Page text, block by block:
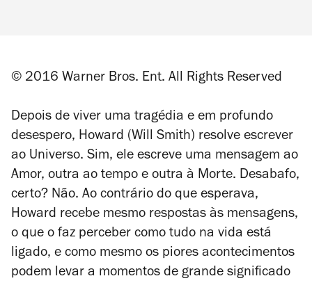
© 2016 Warner Bros. Ent. All Rights Reserved
Depois de viver uma tragédia e em profundo
desespero, Howard (Will Smith) resolve escrever
ao Universo. Sim, ele escreve uma mensagem ao
Amor, outra ao tempo e outra à Morte. Desabafo,
certo? Não. Ao contrário do que esperava,
Howard recebe mesmo respostas às mensagens,
o que o faz perceber como tudo na vida está
ligado, e como mesmo os piores acontecimentos
podem levar a momentos de grande significado